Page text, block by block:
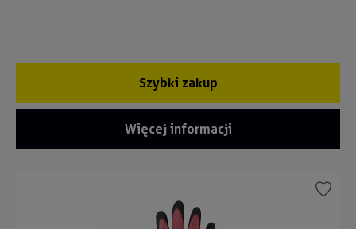
Szybki zakup
Więcej informacji